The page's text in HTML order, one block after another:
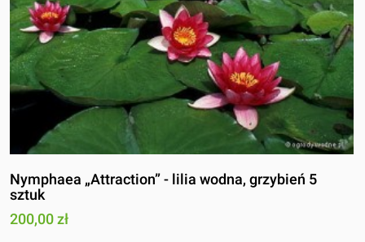
Nymphaea „Attraction” - lilia wodna, grzybień 5
sztuk
200,00 zł